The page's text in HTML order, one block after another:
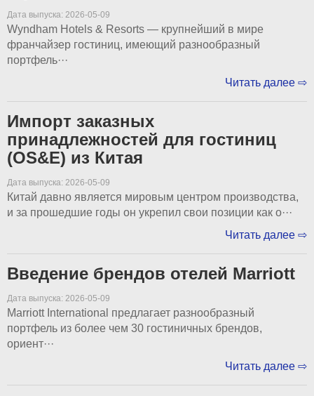
Дата выпуска: 2026-05-09
Wyndham Hotels & Resorts — крупнейший в мире
франчайзер гостиниц, имеющий разнообразный
портфель···
Читать далее ⇨
Импорт заказных
принадлежностей для гостиниц
(OS&E) из Китая
Дата выпуска: 2026-05-09
Китай давно является мировым центром производства,
и за прошедшие годы он укрепил свои позиции как о···
Читать далее ⇨
Введение брендов отелей Marriott
Дата выпуска: 2026-05-09
Marriott International предлагает разнообразный
портфель из более чем 30 гостиничных брендов,
ориент···
Читать далее ⇨